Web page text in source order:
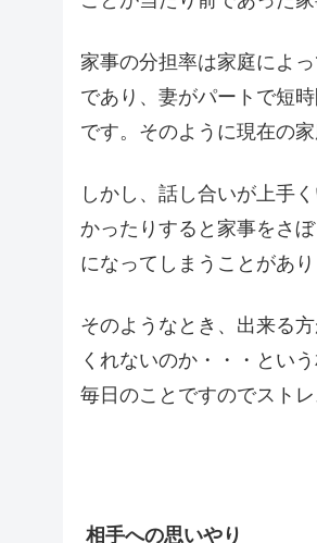
家事の分担率は家庭によ
であり、妻がパートで短
です。そのように現在の
しかし、話し合いが上手
かったりすると家事をさ
になってしまうことがあり
そのようなとき、出来る
くれないのか・・・とい
毎日のことですのでスト
相手への思いやり